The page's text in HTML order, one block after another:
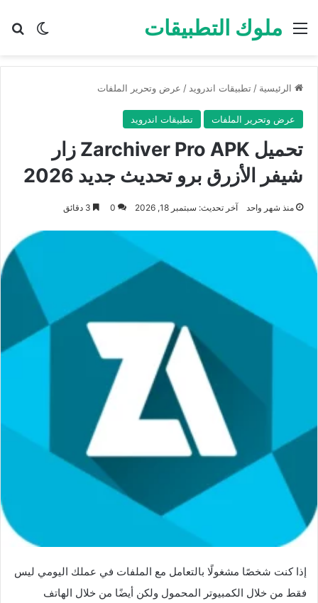
الوضع ملوك التطبيقاتالقائمة
الرئيسية / تطبيقات اندرويد / عرض وتحرير الملفات
عرض وتحرير الملفات تطبيقات اندرويد
تحميل Zarchiver Pro APK زار
شيفر الأزرق برو تحديث جديد 2026
منذ شهر واحد آخر تحديث: سبتمبر 18, 2026 0
إذا كنت شخصًا مشغولًا بالتعامل مع الملفات في عملك اليومي ليس
فقط من خلال الكمبيوتر المحمول ولكن أيضًا من خلال الهاتف